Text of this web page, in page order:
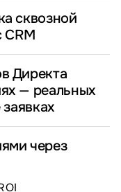
сквозной
CRM
Директа
— реальных
через